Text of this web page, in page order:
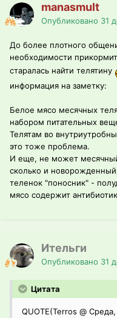
manasmult
Опубликовано 31
До более плотного
необходимости
старалась найти телятину
информация на заметку:
Белое мясо месячных
набором питательных
Телятам во
это тоже проблема.
И еще, не может
сколько и
теленок "поносник" -
мясо содержит
Ительги
Опубликовано 31
Цитата
QUOTE(Terros @